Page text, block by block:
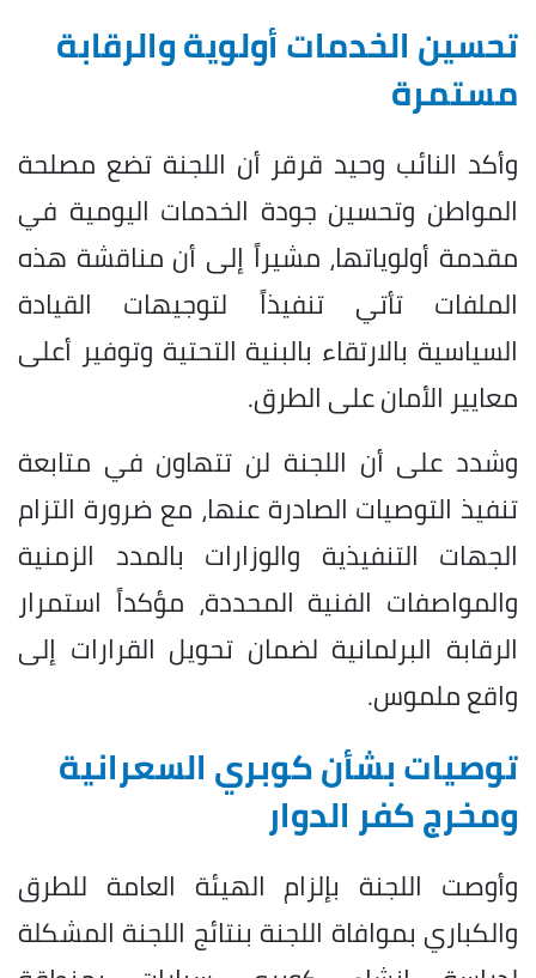
تحسين الخدمات أولوية والرقابة
مستمرة
وأكد النائب وحيد قرقر أن اللجنة تضع مصلحة
المواطن وتحسين جودة الخدمات اليومية في
مقدمة أولوياتها، مشيراً إلى أن مناقشة هذه
الملفات تأتي تنفيذاً لتوجيهات القيادة
السياسية بالارتقاء بالبنية التحتية وتوفير أعلى
معايير الأمان على الطرق.
وشدد على أن اللجنة لن تتهاون في متابعة
تنفيذ التوصيات الصادرة عنها، مع ضرورة التزام
الجهات التنفيذية والوزارات بالمدد الزمنية
والمواصفات الفنية المحددة، مؤكداً استمرار
الرقابة البرلمانية لضمان تحويل القرارات إلى
واقع ملموس.
توصيات بشأن كوبري السعرانية
ومخرج كفر الدوار
وأوصت اللجنة بإلزام الهيئة العامة للطرق
والكباري بموافاة اللجنة بنتائج اللجنة المشكلة